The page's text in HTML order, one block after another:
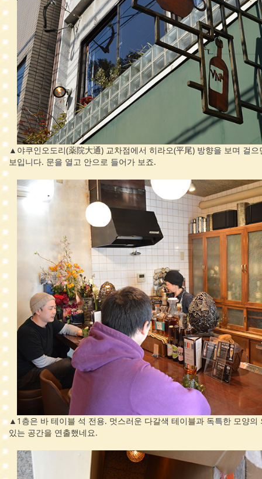
▲야쿠인오도리(薬院大通) 교차점에서 히라오(平尾) 방향을 보며 걸
보입니다. 문을 열고 안으로 들어가 보죠.
▲1층은 바 테이블 석 전용. 멋스러운 다갈색 테이블과 독특한 모양의
있는 공간을 연출했네요.